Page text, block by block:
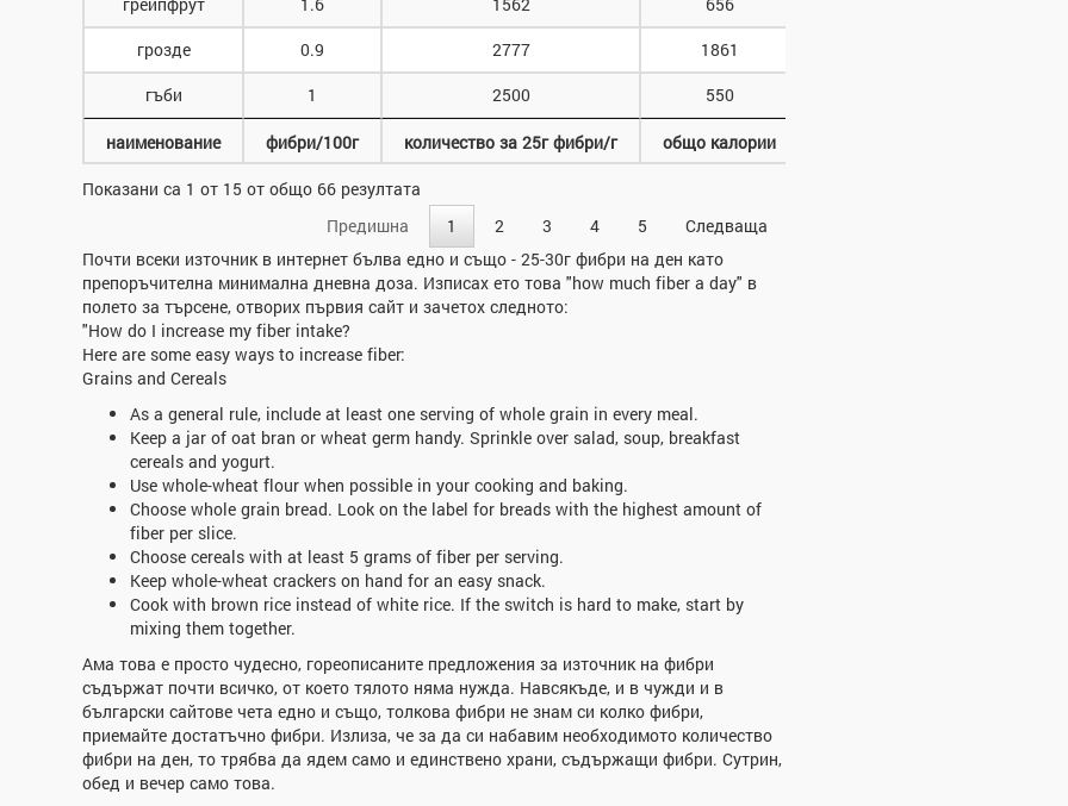
грейпфрут
1.6 1562
656
грозде
0.9 2777
1861
гъби
1 2500 550
наименование фибри/100г количество за 25г фибри/г общо калории
Показани са 1 от 15 от общо 66 резултата
Предишна
1 2 3 4 5
Следваща
Почти всеки източник в интернет бълва едно и също - 25-30г фибри на ден като
препоръчителна минимална дневна доза. Изписах ето това "how much fiber a day" в
полето за търсене, отворих първия сайт и зачетох следното:
"How do I increase my fiber intake?
Here are some easy ways to increase fiber:
Grains and Cereals
As a general rule, include at least one serving of whole grain in every meal.
Keep a jar of oat bran or wheat germ handy. Sprinkle over salad, soup, breakfast
cereals and yogurt.
Use whole-wheat flour when possible in your cooking and baking.
Choose whole grain bread. Look on the label for breads with the highest amount of
fiber per slice.
Choose cereals with at least 5 grams of fiber per serving.
Keep whole-wheat crackers on hand for an easy snack.
Cook with brown rice instead of white rice. If the switch is hard to make, start by
mixing them together.
Ама това е просто чудесно, гореописаните предложения за източник на фибри
съдържат почти всичко, от което тялото няма нужда. Навсякъде, и в чужди и в
български сайтове чета едно и също, толкова фибри не знам си колко фибри,
приемайте достатъчно фибри. Излиза, че за да си набавим необходимото количество
фибри на ден, то трябва да ядем само и единствено храни, съдържащи фибри. Сутрин,
обед и вечер само това.